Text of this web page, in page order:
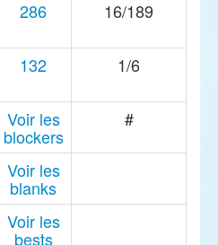
286 16/189
132 1/6
Voir les
blockers
#
Voir les
blanks
Voir les
bests